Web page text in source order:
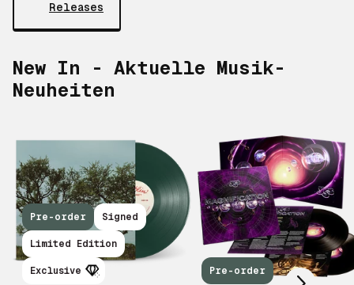
Releases
New In - Aktuelle Musik-
Neuheiten
Pre-order Signed
Limited Edition
Exclusive Pre-order Scroll right